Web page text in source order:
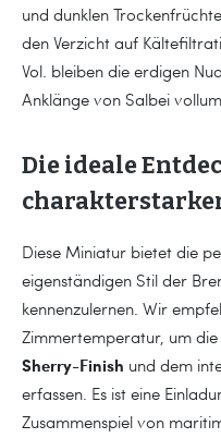
und dunklen
den Verzicht auf
Vol. bleiben die erdigen
Anklänge von Salbei
Die ideale
Diese Miniatur bietet die
eigenständigen Stil der
kennenzulernen. Wir
Zimmertemperatur, um
Sherry-Finish und dem
erfassen. Es ist eine
Zusammenspiel von